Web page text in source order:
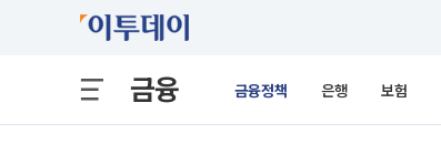
금융 금융정책 은행 보험